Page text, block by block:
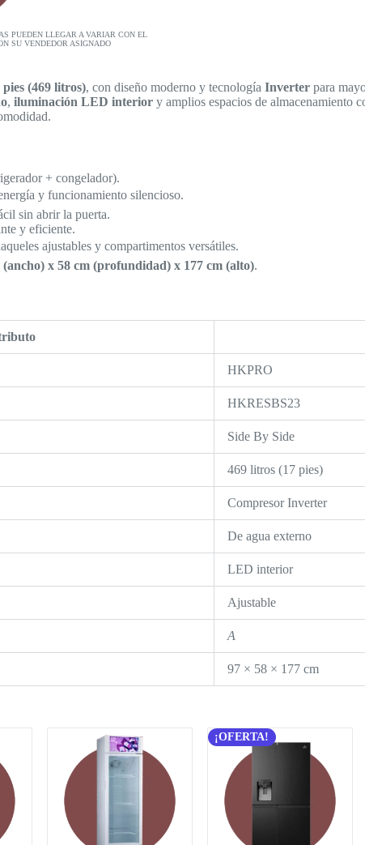
PUEDEN LLEGAR A VARIAR CON EL
SU VENDEDOR ASIGNADO
pies (469 litros), con diseño moderno y tecnología Inverterpara
, iluminación LED interiory amplios espacios de almacenamiento
+ congelador).
y funcionamiento silencioso.
sin abrir la puerta.
y eficiente.
ajustables y compartimentos versátiles.
(ancho) x 58 cm (profundidad) x 177 cm (alto).
HKPRO
HKRESBS23
Side By Side
469 litros (17 pies)
Compresor Inverter
De agua externo
LED interior
Ajustable
A
97 × 58 × 177 cm
¡OFERTA!